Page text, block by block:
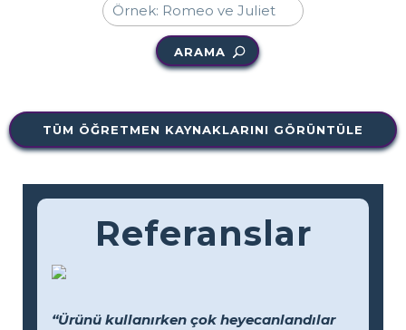
ARAMA
TÜM ÖĞRETMEN KAYNAKLARINI GÖRÜNTÜLE
Referanslar
“Ürünü kullanırken çok heyecanlandılar